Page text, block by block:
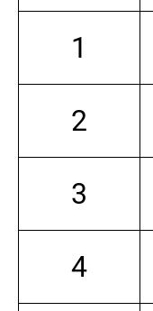
1
2
3
4